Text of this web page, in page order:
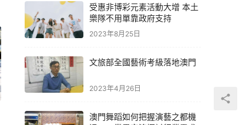
受惠非博彩元素活動大增 本土
樂隊不用單靠政府支持
2023年8月25日
文旅部全國藝術考級落地澳門
2023年4月26日
澳門舞蹈如何把握演藝之都機